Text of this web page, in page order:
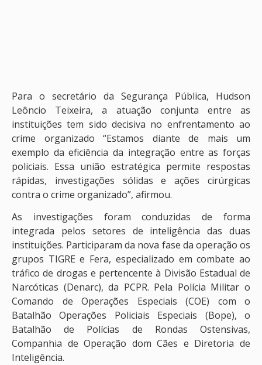
Para o secretário da Segurança Pública, Hudson
Leôncio Teixeira, a atuação conjunta entre as
instituições tem sido decisiva no enfrentamento ao
crime organizado “Estamos diante de mais um
exemplo da eficiência da integração entre as forças
policiais. Essa união estratégica permite respostas
rápidas, investigações sólidas e ações cirúrgicas
contra o crime organizado”, afirmou.
As investigações foram conduzidas de forma
integrada pelos setores de inteligência das duas
instituições. Participaram da nova fase da operação os
grupos TIGRE e Fera, especializado em combate ao
tráfico de drogas e pertencente à Divisão Estadual de
Narcóticas (Denarc), da PCPR. Pela Polícia Militar o
Comando de Operações Especiais (COE) com o
Batalhão Operações Policiais Especiais (Bope), o
Batalhão de Polícias de Rondas Ostensivas,
Companhia de Operação dom Cães e Diretoria de
Inteligência.